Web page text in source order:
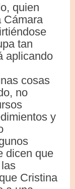
quien
Cámara
tan
aplicando
cosas
no
y
dicen que
Cristina